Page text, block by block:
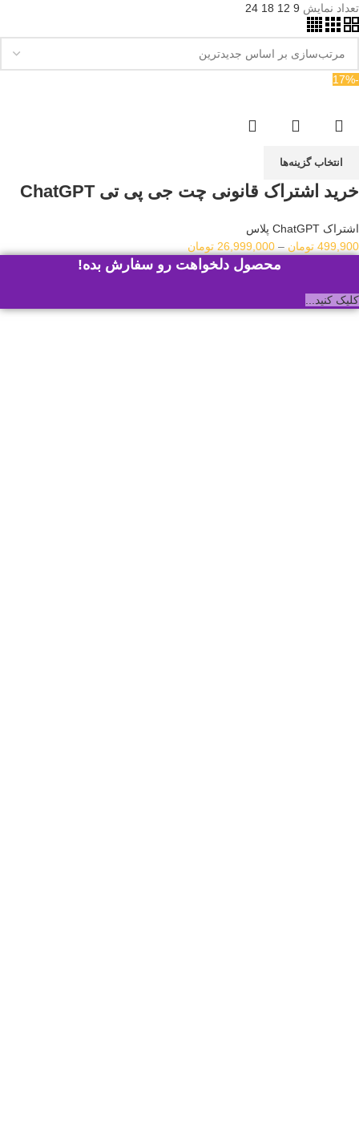
تعداد نمایش 9
12
18
24
-17%
انتخاب گزینه‌ها
خرید اشتراک قانونی چت جی پی تی ChatGPT
اشتراک ChatGPT پلاس
499,900 تومان –
26,999,000 تومان
قیمت:
26,999,000 تومان
محصول دلخواهت رو سفارش بده!
کلیک کنید...